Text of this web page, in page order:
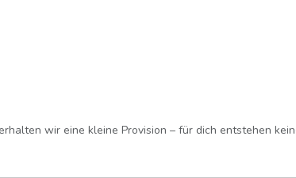
wir eine kleine Provision – für dich entstehen